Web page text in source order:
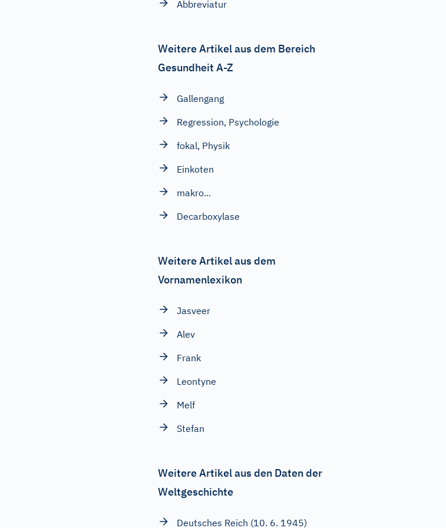
Abbreviatur
Weitere Artikel aus dem Bereich
Gesundheit A-Z
Gallengang
Regression, Psychologie
fokal, Physik
Einkoten
makro...
Decarboxylase
Weitere Artikel aus dem
Vornamenlexikon
Jasveer
Alev
Frank
Leontyne
Melf
Stefan
Weitere Artikel aus den Daten der
Weltgeschichte
Deutsches Reich (10. 6. 1945)